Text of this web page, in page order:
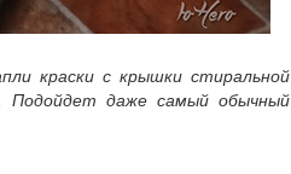
краски с крышки стиральной
Подойдет даже самый обычный